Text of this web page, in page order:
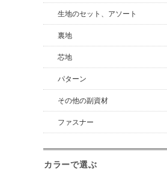
生地のセット、アソート
裏地
芯地
パターン
その他の副資材
ファスナー
カラーで選ぶ